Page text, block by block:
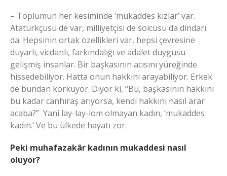
– Toplumun her kesiminde ‘mukaddes kızlar’ var.
Atatürkçüsü de var, milliyetçisi de solcusu da dindarı
da. Hepsinin ortak özellikleri var, hepsi çevresine
duyarlı, vicdanlı, farkındalığı ve adalet duygusu
gelişmiş insanlar. Bir başkasının acısını yüreğinde
hissedebiliyor. Hatta onun hakkını arayabiliyor. Erkek
de bundan korkuyor. Diyor ki, “Bu, başkasının hakkını
bu kadar canhıraş arıyorsa, kendi hakkını nasıl arar
acaba?” Yani lay-lay-lom olmayan kadın, ‘mukaddes
kadın.’ Ve bu ülkede hayatı zor.
Peki muhafazakâr kadının mukaddesi nasıl
oluyor?